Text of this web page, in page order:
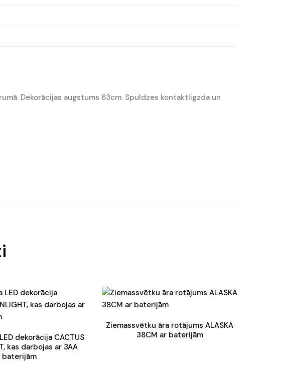
Dekorācijas augstums 63cm. Spuldzes kontaktligzda un
dekorācija CACTUS
kas darbojas ar 3AA
baterijām
Ziemassvētku āra rotājums ALASKA
38CM ar baterijām